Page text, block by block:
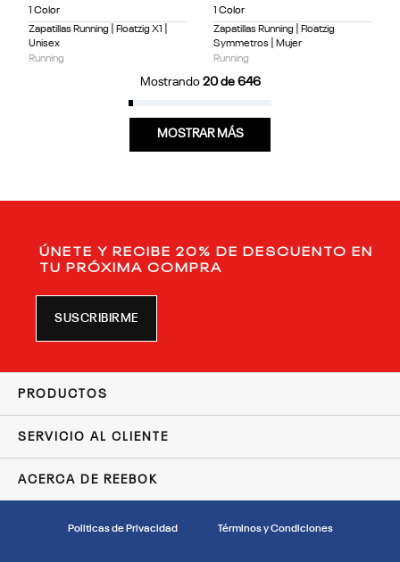
1 Color
Zapatillas Running | Floatzig X1 |
Unisex
Running
1 Color
Zapatillas Running | Floatzig
Symmetros | Mujer
Running
Mostrando 20 de 646
MOSTRAR MÁS
ÚNETE Y RECIBE 20% DE DESCUENTO EN
TU PRÓXIMA COMPRA
SUSCRIBIRME
PRODUCTOS
SERVICIO AL CLIENTE
ACERCA DE REEBOK
Politicas de Privacidad Términos y Condiciones